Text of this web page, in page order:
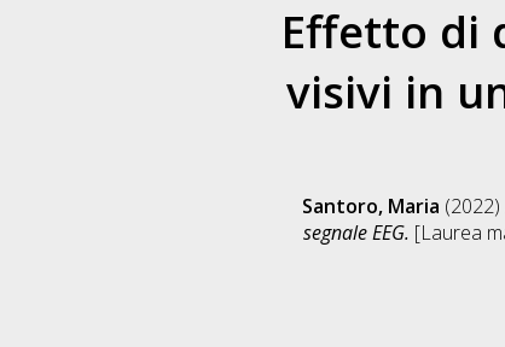
Effetto di
visivi in
Santoro, Maria (2022)
segnale EEG. [Laurea